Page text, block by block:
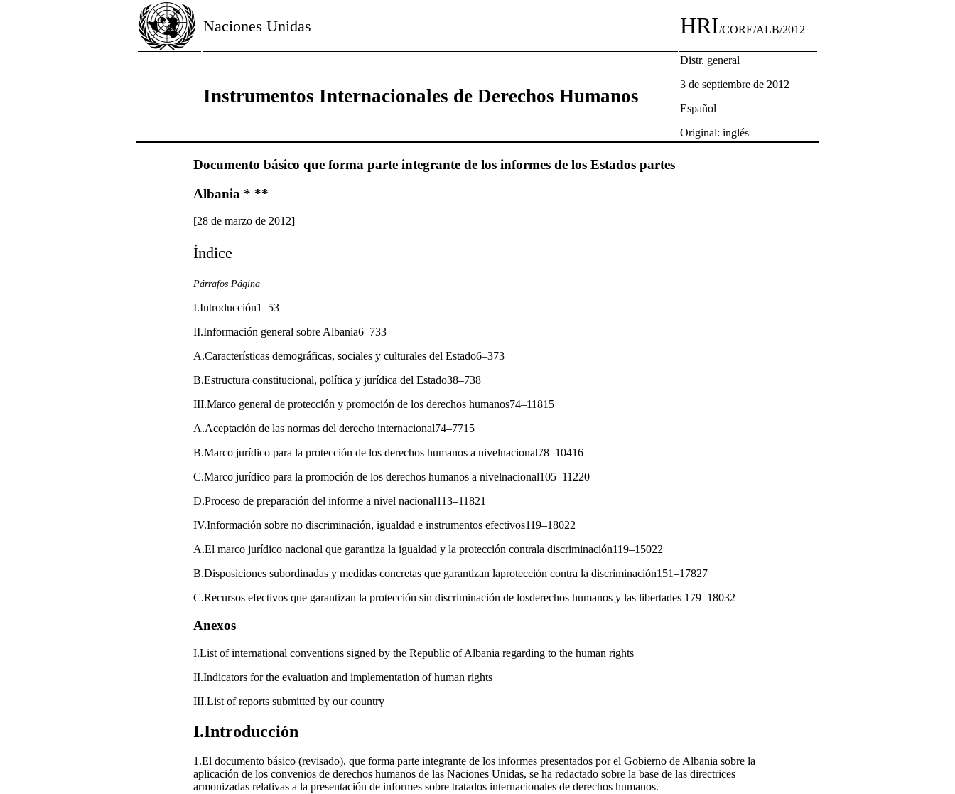
Naciones Unidas HRI/CORE/ALB/2012
Instrumentos Internacionales de Derechos Humanos
Distr. general
3 de septiembre de 2012
Español
Original: inglés
Documento básico que forma parte integrante de los informes de los Estados partes
Albania * **
[28 de marzo de 2012]
Índice
Párrafos Página
I.Introducción1–53
II.Información general sobre Albania6–733
A.Características demográficas, sociales y culturales del Estado6–373
B.Estructura constitucional, política y jurídica del Estado38–738
III.Marco general de protección y promoción de los derechos humanos74–11815
A.Aceptación de las normas del derecho internacional74–7715
B.Marco jurídico para la protección de los derechos humanos a nivelnacional78–10416
C.Marco jurídico para la promoción de los derechos humanos a nivelnacional105–11220
D.Proceso de preparación del informe a nivel nacional113–11821
IV.Información sobre no discriminación, igualdad e instrumentos efectivos119–18022
A.El marco jurídico nacional que garantiza la igualdad y la protección contrala discriminación119–15022
B.Disposiciones subordinadas y medidas concretas que garantizan laprotección contra la discriminación151–17827
C.Recursos efectivos que garantizan la protección sin discriminación de losderechos humanos y las libertades 179–18032
Anexos
I.List of international conventions signed by the Republic of Albania regarding to the human rights
II.Indicators for the evaluation and implementation of human rights
III.List of reports submitted by our country
I.Introducción
1.El documento básico (revisado), que forma parte integrante de los informes presentados por el Gobierno de Albania sobre la
aplicación de los convenios de derechos humanos de las Naciones Unidas, se ha redactado sobre la base de las directrices
armonizadas relativas a la presentación de informes sobre tratados internacionales de derechos humanos.